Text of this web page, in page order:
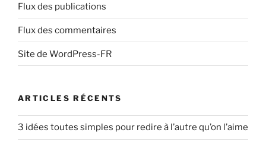
Flux des publications
Flux des commentaires
Site de WordPress-FR
ARTICLES RÉCENTS
3 idées toutes simples pour redire à l’autre qu’on l’aime